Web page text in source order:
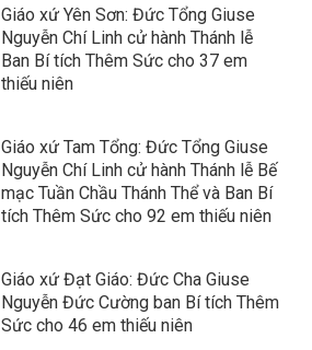
Giáo xứ Yên Sơn: Đức Tổng Giuse
Nguyễn Chí Linh cử hành Thánh lễ
Ban Bí tích Thêm Sức cho 37 em
thiếu niên
Giáo xứ Tam Tổng: Đức Tổng Giuse
Nguyễn Chí Linh cử hành Thánh lễ Bế
mạc Tuần Chầu Thánh Thể và Ban Bí
tích Thêm Sức cho 92 em thiếu niên
Giáo xứ Đạt Giáo: Đức Cha Giuse
Nguyễn Đức Cường ban Bí tích Thêm
Sức cho 46 em thiếu niên